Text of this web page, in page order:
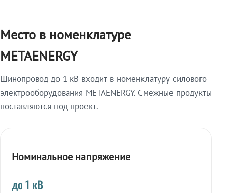
Место в номенклатуре
METAENERGY
Шинопровод до 1 кВ входит в номенклатуру силового
электрооборудования METAENERGY. Смежные продукты
поставляются под проект.
Номинальное напряжение
до 1 кВ